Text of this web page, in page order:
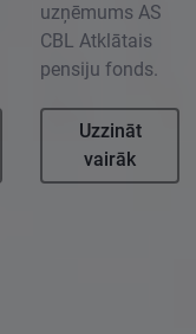
uzņēmums AS
CBL Atklātais
pensiju fonds.
Uzzināt
vairāk